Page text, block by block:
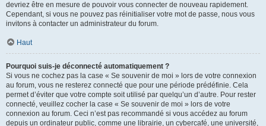
devriez être en mesure de pouvoir vous connecter de nouveau rapidement.
Cependant, si vous ne pouvez pas réinitialiser votre mot de passe, nous vous
invitons à contacter un administrateur du forum.
Haut
Pourquoi suis-je déconnecté automatiquement ?
Si vous ne cochez pas la case « Se souvenir de moi » lors de votre connexion
au forum, vous ne resterez connecté que pour une période prédéfinie. Cela
permet d’éviter que votre compte soit utilisé par quelqu’un d’autre. Pour rester
connecté, veuillez cocher la case « Se souvenir de moi » lors de votre
connexion au forum. Ceci n’est pas recommandé si vous accédez au forum
depuis un ordinateur public, comme une librairie, un cybercafé, une université,